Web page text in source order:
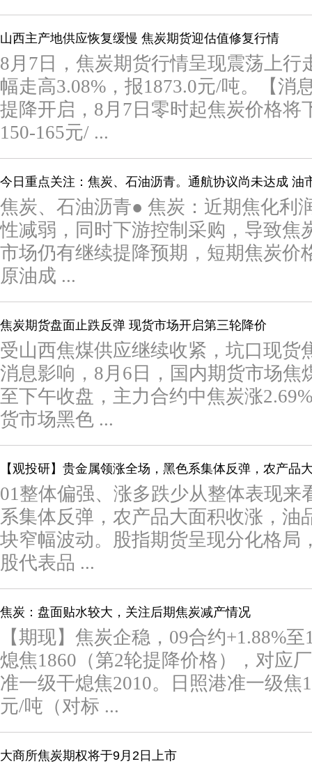
山西主产地供应恢复缓慢 焦炭期货迎估值修复行情
8月7日，焦炭期货行情呈现震荡上行
幅走高3.08%，报1873.0元/吨。【消
提降开启，8月7日零时起焦炭价格将
150-165元/ ...
今日重点关注：焦炭、石油沥青。通航协议尚未达成 油
焦炭、石油沥青● 焦炭：近期焦化利
性减弱，同时下游控制采购，导致焦
市场仍有继续提降预期，短期焦炭价
原油成 ...
焦炭期货盘面止跌反弹 现货市场开启第三轮降价
受山西焦煤供应继续收紧，坑口现货
消息影响，8月6日，国内期货市场焦
至下午收盘，主力合约中焦炭涨
货市场黑色 ...
【观投研】贵金属领涨全场，黑色系集体反弹，农产品
01整体偏强、涨多跌少从整体表现来
系集体反弹，农产品大面积收涨，油
块窄幅波动。股指期货呈现分化格局
股代表品 ...
焦炭：盘面贴水较大，关注后期焦炭减产情况
【期现】焦炭企稳，09合约+1.88%
熄焦1860（第2轮提降价格），对应
准一级干熄焦2010。日照港准一级焦
元/吨（对标 ...
大商所焦炭期权将于9月2日上市